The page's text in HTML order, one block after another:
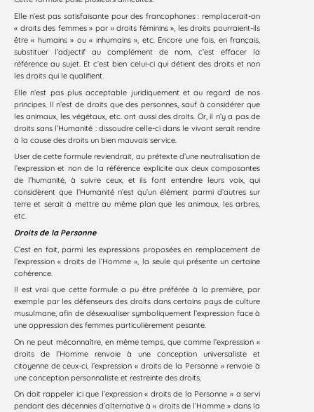
Elle n’est pas satisfaisante pour des francophones : remplacerait-on
« droits des femmes » par « droits féminins », les droits pourraient-ils
être « humains » ou « inhumains », etc. Encore une fois, en français,
substituer l’adjectif au complément de nom, c’est effacer la
référence au sujet. Et c’est bien celui-ci qui détient des droits et non
les droits qui le qualifient.
Elle n’est pas plus acceptable juridiquement et au regard de nos
principes. Il n’est de droits que des personnes, sauf à considérer que
les animaux, les végétaux, etc. ont aussi des droits. Or, il n’y a pas de
droits sans l’Humanité : dissoudre celle-ci dans le vivant serait rendre
à la cause des droits un bien mauvais service.
User de cette formule reviendrait, au prétexte d’une neutralisation de
l’expression et non de la référence explicite aux deux composantes
de l’humanité, à suivre ceux, et ils font entendre leurs voix, qui
considèrent que l’Humanité n’est qu’un élément parmi d’autres sur
terre et serait à mettre au même plan que les animaux, les arbres,
etc.
Droits de la Personne
C’est en fait, parmi les expressions proposées en remplacement de
l’expression « droits de l’Homme », la seule qui présente un certaine
cohérence.
Il est vrai que cette formule a pu être préférée à la première, par
exemple par les défenseurs des droits dans certains pays de culture
musulmane, afin de désexualiser symboliquement l’expression face à
une oppression des femmes particulièrement pesante.
On ne peut méconnaître, en même temps, que comme l’expression «
droits de l’Homme renvoie à une conception universaliste et
citoyenne de ceux-ci, l’expression « droits de la Personne » renvoie à
une conception personnaliste et restreinte des droits.
On doit rappeler ici que l’expression « droits de la Personne » a servi
pendant des décennies d’alternative à « droits de l’Homme » dans la